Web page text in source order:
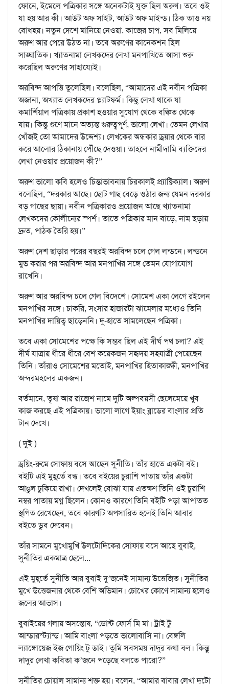
ফোনে, ইমেলে পত্রিকার সঙ্গে অনেকটাই যুক্ত ছিল অরুণ। তবে ওই
যা হয় আর কী। আউট অফ সাইট, আউট অফ মাইন্ড। ঠিক তাও নয়
বোধহয়। নতুন দেশে মানিয়ে নেওয়া, কাজের চাপ, সব মিলিয়ে
অরুণ আর পেরে উঠত না। তবে অরুণের কানেকশন ছিল
সাঙ্ঘাতিক। খ্যাতনামা লেখকদের লেখা মনপাখিতে আসা শুরু
করেছিল অরুণের সাহায্যেই।
অরবিন্দ আপত্তি তুলেছিল। বলেছিল, “আমাদের এই নবীন পত্রিকা
অজানা, অখ্যাত লেখকদের প্ল্যাটফর্ম। কিছু লেখা থাকে যা
কমার্শিয়াল পত্রিকায় প্রকাশ হওয়ার সুযোগ থেকে বঞ্চিত থেকে
যায়। কিন্তু গুণে মানে অত্যন্ত গুরুত্বপূর্ণ, ভালো লেখা। তেমন লেখার
খোঁজই তো আমাদের উদ্দেশ্য। লেখকের অন্ধকার ড্রয়ার থেকে বার
করে আলোর ঠিকানায় পৌঁছে দেওয়া। তাহলে নামীদামি ব্যক্তিদের
লেখা নেওয়ার প্রয়োজন কী?”
অরুণ ভালো কবি হলেও চিন্তাভাবনায় চিরকালই প্র্যাক্টিক্যাল। অরুণ
বলেছিল, “দরকার আছে। ছোট গাছ বেড়ে ওঠার জন্য যেমন দরকার
বড় গাছের ছায়া। নবীন পত্রিকারও প্রয়োজন আছে খ্যাতনামা
লেখকদের কৌলীন্যের স্পর্শ। তাতে পত্রিকার মান বাড়ে, নাম ছড়ায়
দ্রুত, পাঠক তৈরি হয়।”
অরুণ দেশ ছাড়ার পরের বছরই অরবিন্দ চলে গেল লন্ডনে। লন্ডনে
মুভ করার পর অরবিন্দ আর মনপাখির সঙ্গে তেমন যোগাযোগ
রাখেনি।
অরুণ আর অরবিন্দ চলে গেল বিদেশে। সোমেশ একা লেগে রইলেন
মনপাখির সঙ্গে। চাকরি, সংসার হাজারটা ঝামেলার মধ্যেও তিনি
মনপাখির দায়িত্ব ছাড়েননি। দু-হাতে সামলেছেন পত্রিকা।
তবে একা সোমেশের পক্ষে কি সম্ভব ছিল এই দীর্ঘ পথ চলা? এই
দীর্ঘ যাত্রায় ধীরে ধীরে বেশ কয়েকজন সহৃদয় সহযাত্রী পেয়েছেন
তিনি। তাঁরাও সোমেশের মতোই, মনপাখির হিতাকাঙ্ক্ষী, মনপাখির
অন্দরমহলের একজন।
বর্তমানে, তৃষা আর রাজেশ নামে দুটি অল্পবয়সী ছেলেমেয়ে খুব
কাজ করছে এই পত্রিকায়। ভালো লাগে ইয়াং ব্লাডের বাংলার প্রতি
টান দেখে।
( দুই )
ড্রয়িং-রুমে সোফায় বসে আছেন সুনীতি। তাঁর হাতে একটা বই।
বইটি এই মুহূর্তে বন্ধ। তবে বইয়ের চুরাশি পাতায় তাঁর একটা
আঙুল ঢুকিয়ে রাখা। দেখলেই বোঝা যায় এতক্ষণ তিনি ওই চুরাশি
নম্বর পাতায় মগ্ন ছিলেন। কোনও কারণে তিনি বইটি পড়া আপাতত
স্থগিত রেখেছেন, তবে কারণটি অপসারিত হলেই তিনি আবার
বইতে ডুব দেবেন।
তাঁর সামনে মুখোমুখি উলটোদিকের সোফায় বসে আছে বুবাই,
সুনীতির একমাত্র ছেলে...
এই মুহূর্তে সুনীতি আর বুবাই দু’জনেই সামান্য উত্তেজিত। সুনীতির
মুখে উত্তেজনার থেকে বেশি অভিমান। চোখের কোণে সামান্য হলেও
জলের আভাস।
বুবাইয়ের গলায় অসন্তোষ, “ডোন্ট ফোর্স মি মা। ট্রাই টু
আন্ডারস্ট্যান্ড। আমি বাংলা পড়তে ভালোবাসি না। বেঙ্গলি
ল্যাঙ্গোয়েজ ইজ গোয়িং টু ডাই। তুমি সবসময় দাদুর কথা বল। কিন্তু
দাদুর লেখা কবিতা ক’জনে পড়েছে বলতে পারো?”
সুনীতির চোয়াল সামান্য শক্ত হয়। বলেন, “আমার বাবার লেখা দুটো